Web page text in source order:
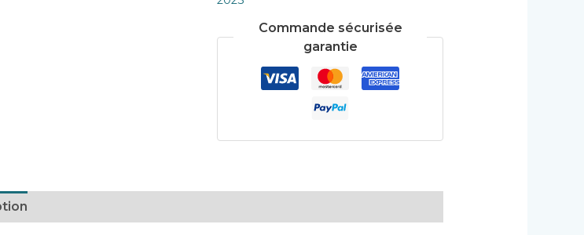
Commande sécurisée
garantie